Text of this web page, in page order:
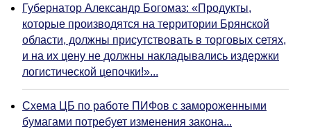
Губернатор Александр Богомаз: «Продукты,
которые производятся на территории Брянской
области, должны присутствовать в торговых сетях,
и на их цену не должны накладывались издержки
логистической цепочки!»...
Схема ЦБ по работе ПИФов с замороженными
бумагами потребует изменения закона...